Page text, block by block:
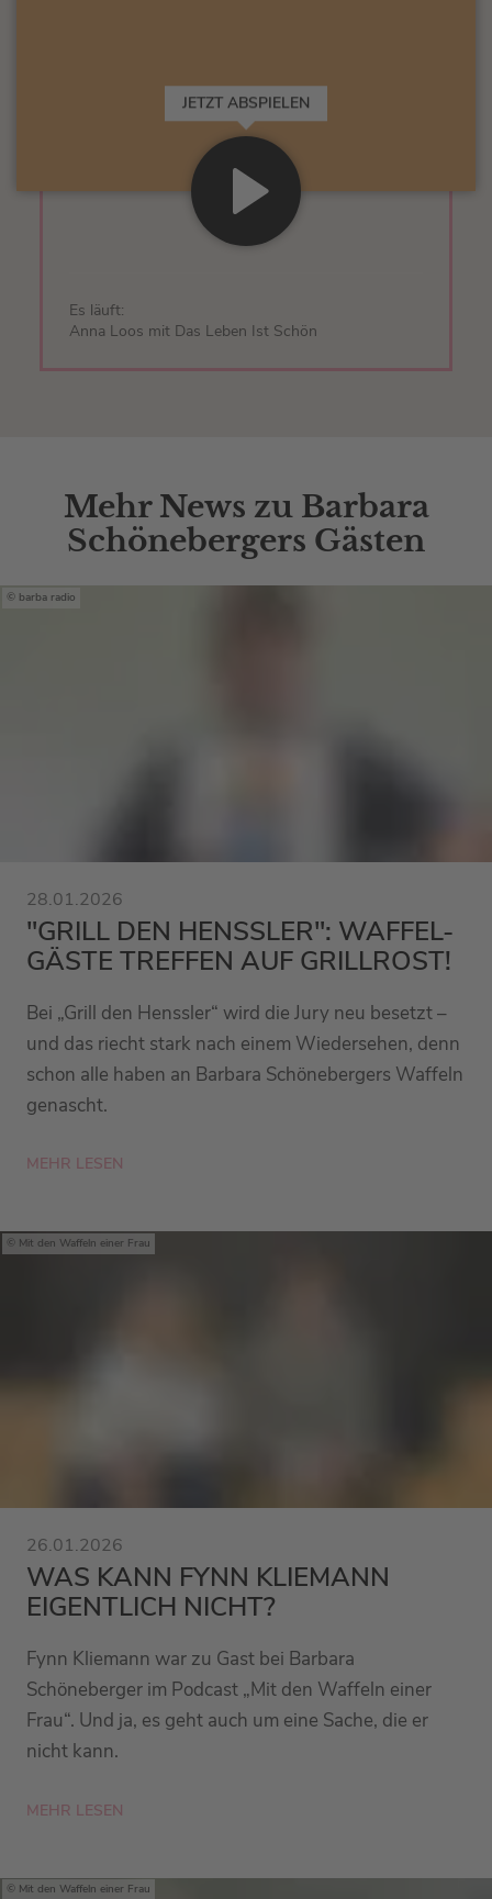
JETZT ABSPIELEN
Es läuft:
Anna Loos mit Das Leben Ist Schön
Mehr News zu Barbara
Schönebergers Gästen
barba radio
28.01.2026
"GRILL DEN HENSSLER": WAFFEL-
GÄSTE TREFFEN AUF GRILLROST!
Bei „Grill den Henssler“ wird die Jury neu besetzt –
und das riecht stark nach einem Wiedersehen, denn
schon alle haben an Barbara Schönebergers Waffeln
genascht.
MEHR LESEN
Mit den Waffeln einer Frau
26.01.2026
WAS KANN FYNN KLIEMANN
EIGENTLICH NICHT?
Fynn Kliemann war zu Gast bei Barbara
Schöneberger im Podcast „Mit den Waffeln einer
Frau“. Und ja, es geht auch um eine Sache, die er
nicht kann.
MEHR LESEN
Mit den Waffeln einer Frau